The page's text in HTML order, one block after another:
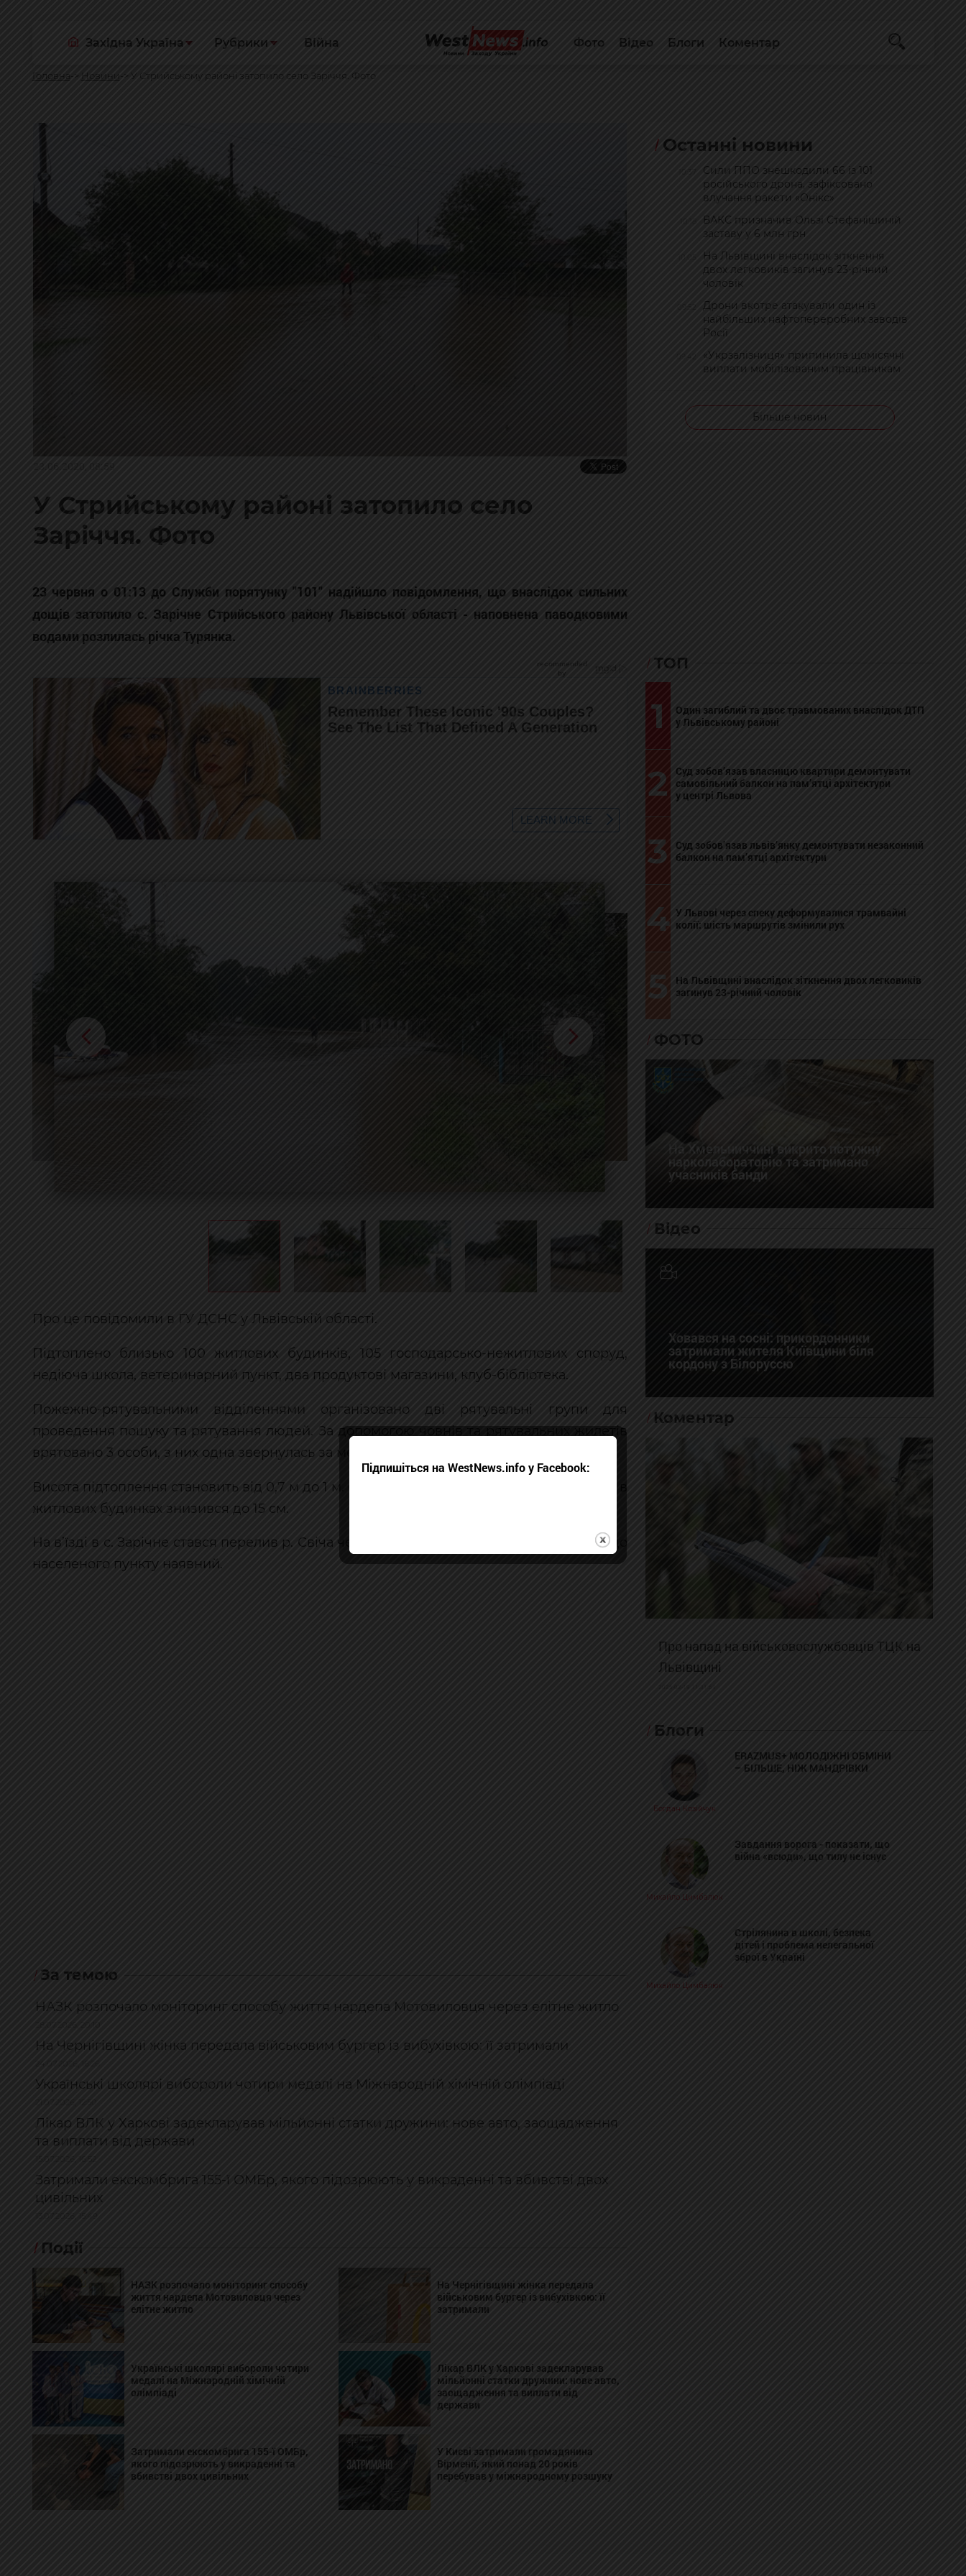
Західна Україна Рубрики Війна Фото Відео Блоги Коментар
Головна Новини У Стрийському районі затопило село Заріччя. Фото
У Стрийському районі затопило село
Заріччя. Фото
23 червня о 01:13 до Служби порятунку "101" надійшло повідомлення, що внаслідок сильних
дощів затопило с. Зарічне Стрийського району Львівської області - наповнена паводковими
водами розлилась річка Турянка.
Про це повідомили в ГУ ДСНС у Львівській області.
Підтоплено близько 100 житлових будинків, 105 господарсько-нежитлових споруд,
недіюча школа, ветеринарний пункт, два продуктові магазини, клуб-бібліотека.
Пожежно-рятувальними відділеннями організовано дві рятувальні групи для
проведення пошуку та рятування людей. За допомогою човнів та рятувальних жилетів
врятовано 3 особи, з них одна звернулась за медичною допомогою (стан шоку).
Висота підтоплення становить від 0,7 м до 1 м. Станом на 06:00 23 червня рівень води в
житлових будинках знизився до 15 см.
На в’їзді в с. Зарічне стався перелив р. Свіча через дорогу, протяжністю 25 м. Проїзд до
населеного пункту наявний.
За темою
НАЗК розпочало моніторинг способу життя нардепа Мотовиловця через елітне житло
На Чернігівщині жінка передала військовим бургер із вибухівкою: її затримали
Українські школярі вибороли чотири медалі на Міжнародній хімічній олімпіаді
Лікар ВЛК у Харкові задекларував мільйонні статки дружини: нове авто, заощадження
та виплати від держави
Затримали екскомбрига 155-ї ОМБр, якого підозрюють у викраденні та вбивстві двох
цивільних
Події
НАЗК розпочало моніторинг способу
життя нардепа Мотовиловця через
елітне житло
На Чернігівщині жінка передала
військовим бургер із вибухівкою: її
затримали
Українські школярі вибороли чотири
медалі на Міжнародній хімічній
олімпіаді
Лікар ВЛК у Харкові задекларував
мільйонні статки дружини: нове авто,
заощадження та виплати від
держави
Затримали екскомбрига 155-ї ОМБр,
якого підозрюють у викраденні та
вбивстві двох цивільних
У Києві затримали громадянина
Вірменії, який понад 20 років
перебував у міжнародному розшуку
Останні новини
Сили ППО знешкодили 66 із 101
російського дрона, зафіксовано
влучання ракети «Онікс»
ВАКС призначив Ользі Стефанішиній
заставу у 6 млн грн
На Львівщині внаслідок зіткнення
двох легковиків загинув 23-річний
чоловік
Дрони вкотре атакували один із
найбільших нафтопереробних заводів
Росії
«Укрзалізниця» припинила щомісячні
виплати мобілізованим працівникам
Більше новин
ТОП
1
Один загиблий та двоє травмованих внаслідок ДТП
у Львівському районі
2
Суд зобов’язав власницю квартири демонтувати
самовільний балкон на пам’ятці архітектури
у центрі Львова
3
Суд зобов’язав львів’янку демонтувати незаконний
балкон на пам’ятці архітектури
4 У Львові через спеку деформувалися трамвайні
колії: шість маршрутів змінили рух
5
На Львівщині внаслідок зіткнення двох легковиків
загинув 23-річний чоловік
ФОТО
На Хмельниччині викрито потужну
нарколабораторію та затримано
учасників банди
Відео
Ховався на сосні: прикордонники
затримали жителя Київщини біля
кордону з Білоруссю
Коментар
Про напад на військовослужбовців ТЦК на
Львівщині
Блоги
Богдан Козійчук
ERAZMUS+ МОЛОДІЖНІ ОБМІНИ
– БІЛЬШЕ, НІЖ МАНДРІВКИ
Михайло Цимбалюк
Завдання ворога - показати, що
війна «всюди», що тилу не існує
Михайло Цимбалюк
Стрілянина в школі, безпека
дітей і проблема нелегальної
зброї в Україні
Підпишіться на WestNews.info у Facebook: